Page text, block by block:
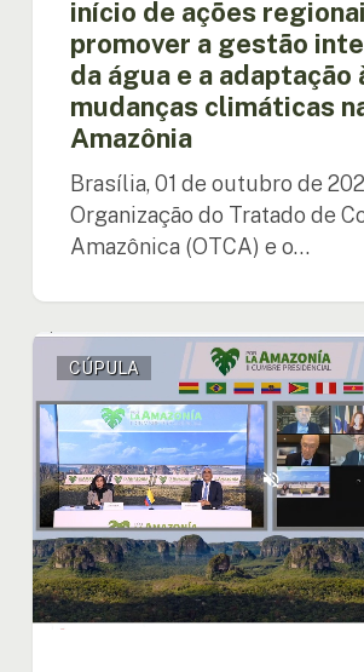
adaptação
mudanças
climáticas
Amazônia
início de ações
promover a gestão
da água e a adaptação
mudanças climáticas
Amazônia
Brasília, 01 de outubro de
Organização do Tratado de
Amazônica (OTCA) e o…
OTCA
participa
do
painel
de
alto
nível
da
Cúpula
Presidencial
do
Pacto
CÚPULA